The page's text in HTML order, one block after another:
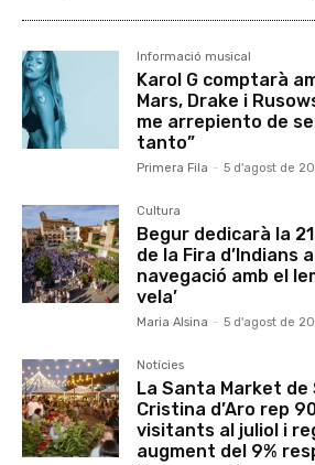
Informació musical
Karol G comptarà
Mars, Drake i
me arrepiento de
tanto”
Primera Fila - 5 d'agost de
Cultura
Begur dedicarà la
de la Fira d’Indians
navegació amb el
vela’
Maria Alsina - 5 d'agost de
Notícies
La Santa Market de
Cristina d’Aro rep
visitants al juliol i
augment del 9%